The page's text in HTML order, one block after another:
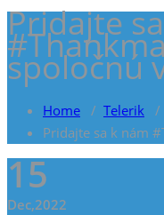
Pridajte
spoločnú
Home / Telerik /
Pridajte sa k nám
15
Dec,2022